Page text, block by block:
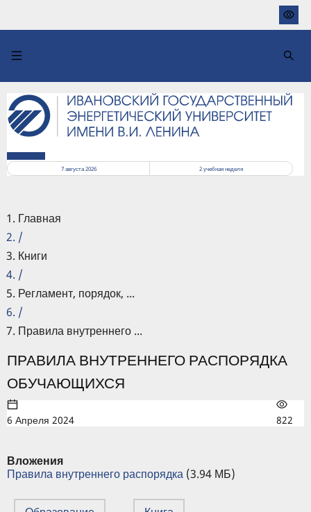
основному
7 августа 2026
2учебная неделя
Главная
/
Книги
/
Регламент, порядок, ...
/
Правила внутреннего ...
ПРАВИЛА ВНУТРЕННЕГО РАСПОРЯДКА
ОБУЧАЮЩИХСЯ
6 Апреля 2024 822
Вложения
Правила внутреннего распорядка (3.94 МБ)